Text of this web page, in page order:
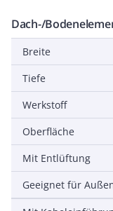
Dach-/
Breite
Tiefe
Werkstoff
Oberfläche
Mit Entlüftung